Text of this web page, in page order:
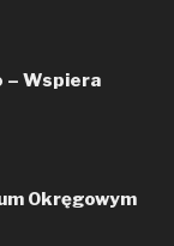
– Wspiera
Okręgowym